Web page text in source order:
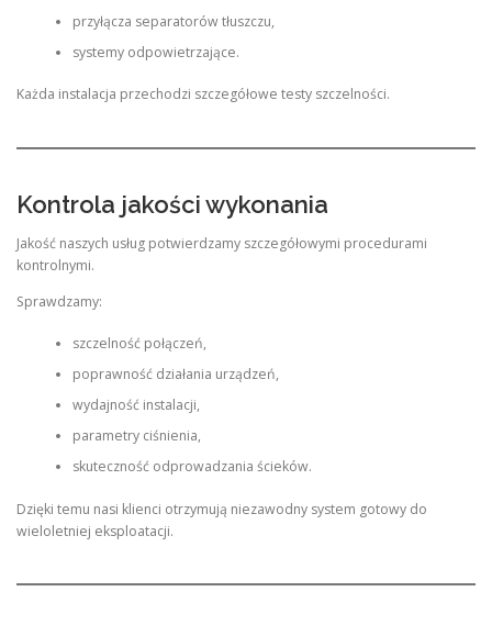
przyłącza separatorów tłuszczu,
systemy odpowietrzające.
Każda instalacja przechodzi szczegółowe testy szczelności.
Kontrola jakości wykonania
Jakość naszych usług potwierdzamy szczegółowymi procedurami
kontrolnymi.
Sprawdzamy:
szczelność połączeń,
poprawność działania urządzeń,
wydajność instalacji,
parametry ciśnienia,
skuteczność odprowadzania ścieków.
Dzięki temu nasi klienci otrzymują niezawodny system gotowy do
wieloletniej eksploatacji.